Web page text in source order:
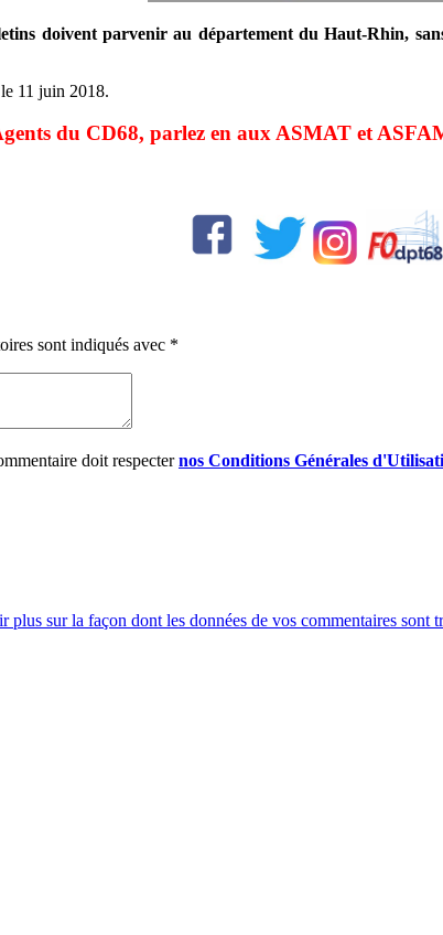
doivent parvenir au département du Haut-Rhin,
11 juin 2018.
du CD68, parlez en aux ASMAT et
sont indiqués avec *
doit respecternos Conditions Générales
plus sur la façon dont les données de vos commentaires sont